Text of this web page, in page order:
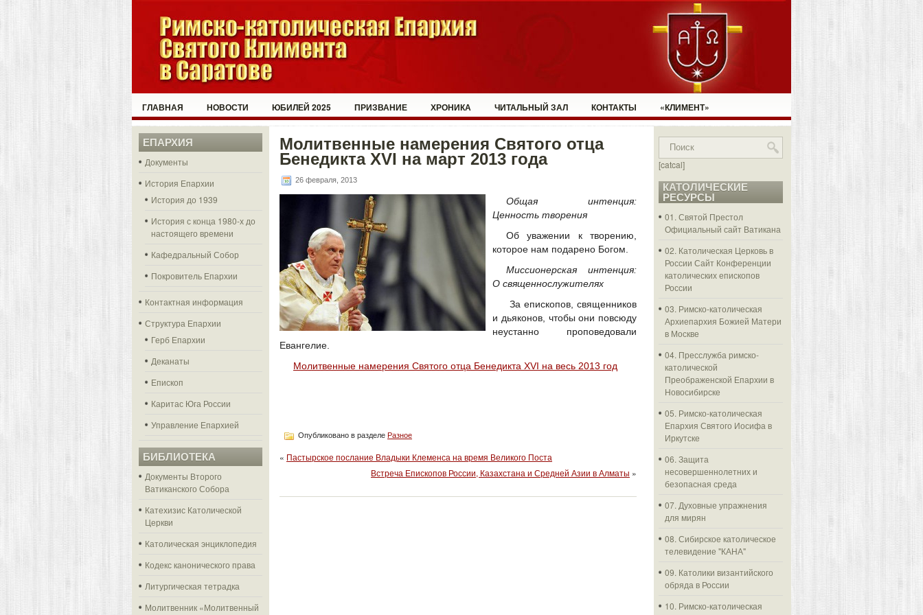
ГЛАВНАЯ НОВОСТИ ЮБИЛЕЙ 2025 ПРИЗВАНИЕ ХРОНИКА ЧИТАЛЬНЫЙ ЗАЛ КОНТАКТЫ «КЛИМЕНТ»
ЕПАРХИЯ
Документы
История Епархии
История до 1939
История с конца 1980-х до
настоящего времени
Кафедральный Собор
Покровитель Епархии
Контактная информация
Структура Епархии
Герб Епархии
Деканаты
Епископ
Каритас Юга России
Управление Епархией
БИБЛИОТЕКА
Документы Второго
Ватиканского Собора
Катехизис Католической
Церкви
Католическая энциклопедия
Кодекс канонического права
Литургическая тетрадка
Молитвенник «Молитвенный
Молитвенные намерения Святого отца
Бенедикта XVI на март 2013 года
26 февраля, 2013
Общая интенция:
Ценность творения
Об уважении к творению,
которое нам подарено Богом.
Миссионерская интенция:
О священнослужителях
За епископов, священников
и дьяконов, чтобы они повсюду
неустанно проповедовали
Евангелие.
Молитвенные намерения Святого отца Бенедикта XVI на весь 2013 год
Опубликовано в разделе Разное
« Пастырское послание Владыки Клеменса на время Великого Поста
Встреча Епископов России, Казахстана и Средней Азии в Алматы »
[catcal]
КАТОЛИЧЕСКИЕ
РЕСУРСЫ
01. Святой Престол
Официальный сайт Ватикана
02. Католическая Церковь в
России Сайт Конференции
католических епископов
России
03. Римско-католическая
Архиепархия Божией Матери
в Москве
04. Пресслужба римско-
католической
Преображенской Епархии в
Новосибирске
05. Римско-католическая
Епархия Святого Иосифа в
Иркутске
06. Защита
несовершеннолетних и
безопасная среда
07. Духовные упражнения
для мирян
08. Сибирское католическое
телевидение "КАНА"
09. Католики византийского
обряда в России
10. Римско-католическая